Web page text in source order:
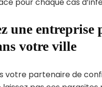
une entreprise
votre ville
votre partenaire de